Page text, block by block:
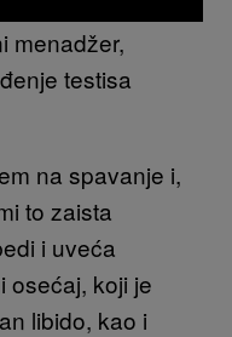
menadžer,
testisa
na spavanje i,
to zaista
i uveća
osećaj, koji je
libido, kao i